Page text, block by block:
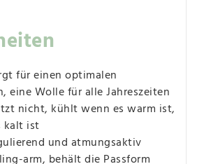
für einen optimalen
eine Wolle für alle Jahreszeiten
nicht, kühlt wenn es warm ist,
kalt ist
und atmungsaktiv
arm, behält die Passform